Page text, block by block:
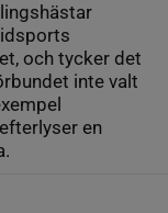
och tycker det
inte valt
en